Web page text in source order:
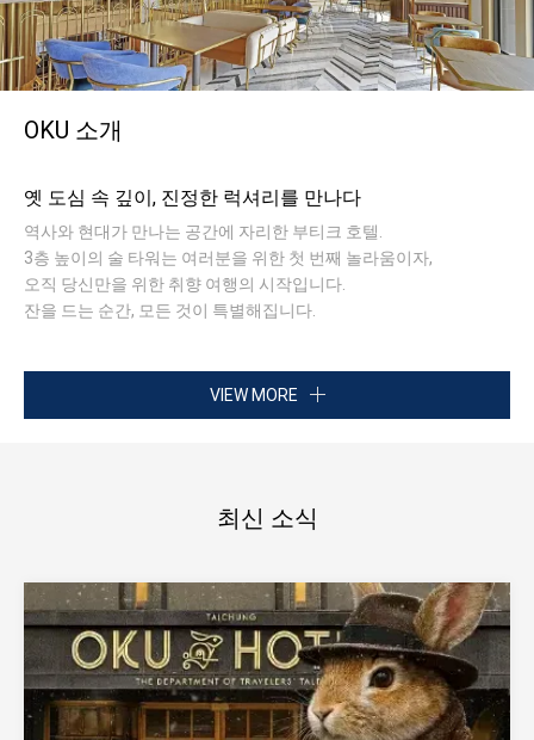
OKU 소개
옛 도심 속 깊이, 진정한 럭셔리를 만나다
역사와 현대가 만나는 공간에 자리한 부티크 호텔.
3층 높이의 술 타워는 여러분을 위한 첫 번째 놀라움이자,
오직 당신만을 위한 취향 여행의 시작입니다.
잔을 드는 순간, 모든 것이 특별해집니다.
VIEW MORE
최신 소식